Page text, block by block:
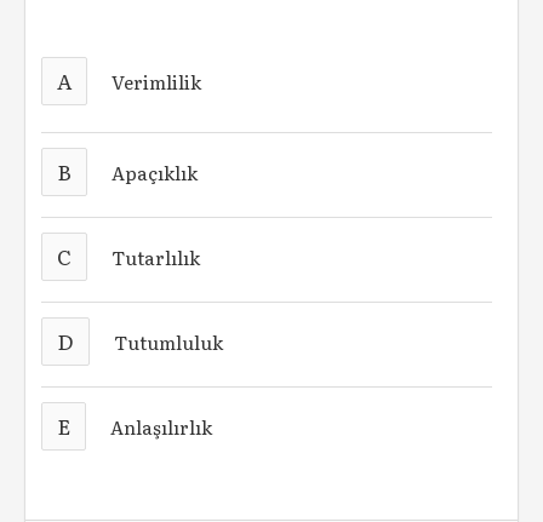
A Verimlilik
B Apaçıklık
C Tutarlılık
D Tutumluluk
E Anlaşılırlık